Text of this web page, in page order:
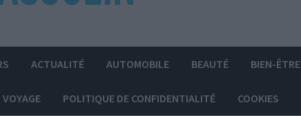
ACTUALITÉ AUTOMOBILE BEAUTÉ BIEN-ÊTRE
VOYAGE POLITIQUE DE CONFIDENTIALITÉ COOKIES